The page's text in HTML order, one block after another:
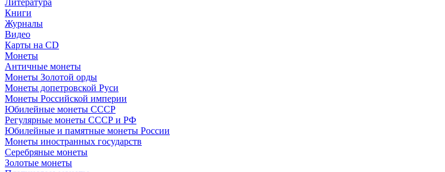
Литература
Книги
Журналы
Видео
Карты на CD
Монеты
Античные монеты
Монеты Золотой орды
Монеты допетровской Руси
Монеты Российской империи
Юбилейные монеты СССР
Регулярные монеты СССР и РФ
Юбилейные и памятные монеты России
Монеты иностранных государств
Серебряные монеты
Золотые монеты